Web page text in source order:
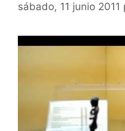
sábado, 11 junio 2011